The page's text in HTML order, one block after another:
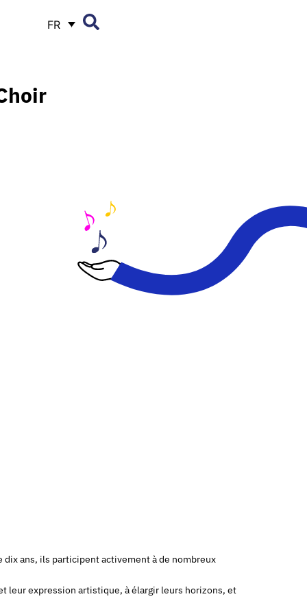
FR
dix ans, ils participent activement à de nombreux
leur expression artistique, à élargir leurs horizons, et